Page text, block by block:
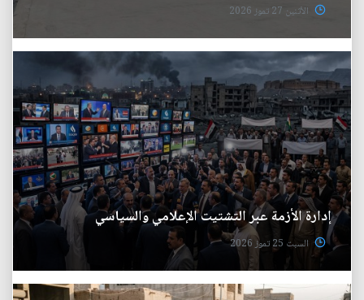
الأثنين 27 تموز 2026
إدارة الأزمة عبر التشتيت الإعلامي والسياسي
السبت 25 تموز 2026